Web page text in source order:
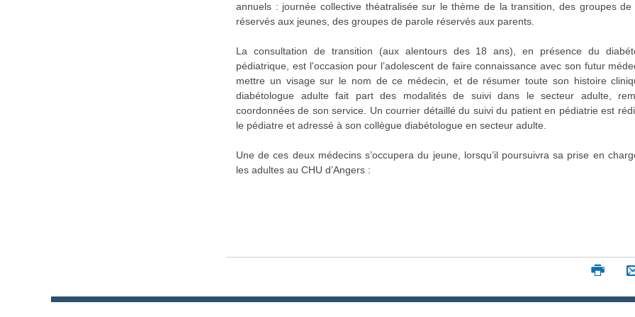
annuels : journée collective théatralisée sur le thème de la transition, des groupes de
réservés aux jeunes, des groupes de parole réservés aux parents.
La consultation de transition (aux alentours des 18 ans), en présence du
pédiatrique, est l'occasion pour l’adolescent de faire connaissance avec son futur
mettre un visage sur le nom de ce médecin, et de résumer toute son histoire
diabétologue adulte fait part des modalités de suivi dans le secteur adulte,
coordonnées de son service. Un courrier détaillé du suivi du patient en pédiatrie est
le pédiatre et adressé à son collègue diabétologue en secteur adulte.
Une de ces deux médecins s’occupera du jeune, lorsqu’il poursuivra sa prise en
les adultes au CHU d’Angers :
I
p